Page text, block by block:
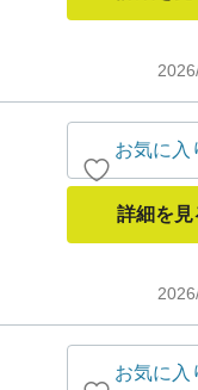
お気に入
詳細を見
お気に入